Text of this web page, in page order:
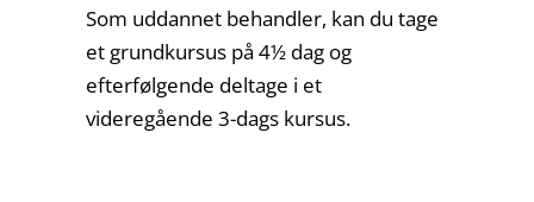
Som uddannet behandler, kan du tage
et grundkursus på 4½ dag og
efterfølgende deltage i et
videregående 3-dags kursus.